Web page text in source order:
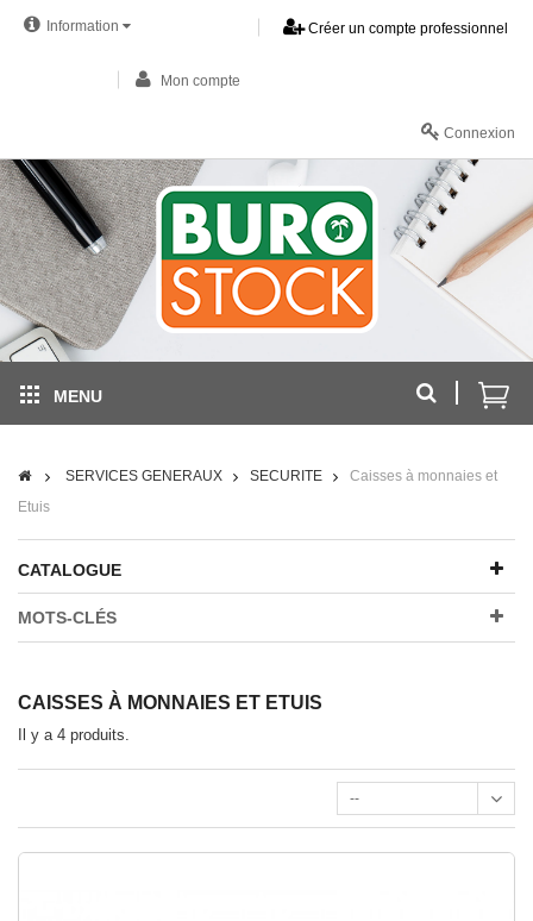
Information Créer un compte professionnel
Mon compte
Connexion
MENU
SERVICES GENERAUX SECURITE
Caisses à monnaies et
Etuis
CATALOGUE
MOTS-CLÉS
CAISSES À MONNAIES ET ETUIS
Il y a 4 produits.
--